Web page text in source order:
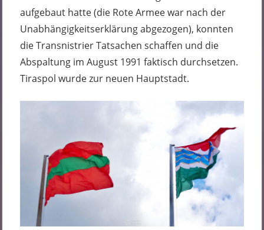
aufgebaut hatte (die Rote Armee war nach der
Unabhängigkeitserklärung abgezogen), konnten
die Transnistrier Tatsachen schaffen und die
Abspaltung im August 1991 faktisch durchsetzen.
Tiraspol wurde zur neuen Hauptstadt.